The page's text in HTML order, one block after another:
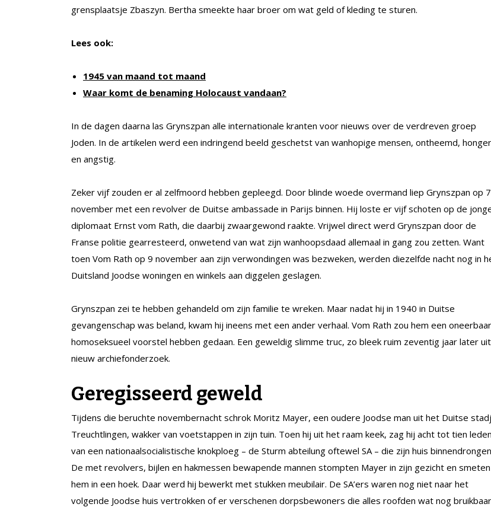
grensplaatsje Zbaszyn. Bertha smeekte haar broer om wat geld of kleding te sturen.
Lees ook:
1945 van maand tot maand
Waar komt de benaming Holocaust vandaan?
In de dagen daarna las Grynszpan alle internationale kranten voor nieuws over de verdreven groep
Joden. In de artikelen werd een indringend beeld geschetst van wanhopige mensen, ontheemd,
en angstig.
Zeker vijf zouden er al zelfmoord hebben gepleegd. Door blinde woede overmand liep Grynszpan op 7
november met een revolver de Duitse ambassade in Parijs binnen. Hij loste er vijf schoten op de
diplomaat Ernst vom Rath, die daarbij zwaargewond raakte. Vrijwel direct werd Grynszpan door de
Franse politie gearresteerd, onwetend van wat zijn wanhoopsdaad allemaal in gang zou zetten. Want
toen Vom Rath op 9 november aan zijn verwondingen was bezweken, werden diezelfde nacht nog in
Duitsland Joodse woningen en winkels aan diggelen geslagen.
Grynszpan zei te hebben gehandeld om zijn familie te wreken. Maar nadat hij in 1940 in Duitse
gevangenschap was beland, kwam hij ineens met een ander verhaal. Vom Rath zou hem een oneerbaar
homoseksueel voorstel hebben gedaan. Een geweldig slimme truc, zo bleek ruim zeventig jaar later uit
nieuw archiefonderzoek.
Geregisseerd geweld
Tijdens die beruchte novembernacht schrok Moritz Mayer, een oudere Joodse man uit het Duitse
Treuchtlingen, wakker van voetstappen in zijn tuin. Toen hij uit het raam keek, zag hij acht tot tien leden
van een nationaalsocialistische knokploeg – de Sturm abteilung oftewel SA – die zijn huis
De met revolvers, bijlen en hakmessen bewapende mannen stompten Mayer in zijn gezicht en smeten
hem in een hoek. Daar werd hij bewerkt met stukken meubilair. De SA’ers waren nog niet naar het
volgende Joodse huis vertrokken of er verschenen dorpsbewoners die alles roofden wat nog bruikbaar